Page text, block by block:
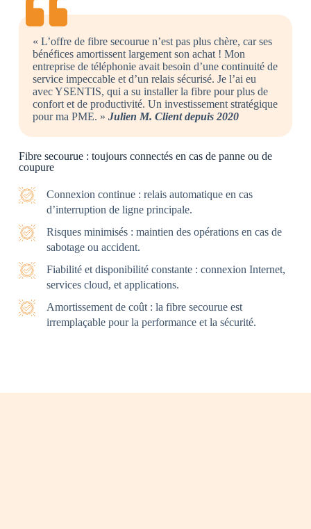
« L’offre de fibre secourue n’est pas plus chère, car ses
bénéfices amortissent largement son achat ! Mon
entreprise de téléphonie avait besoin d’une continuité de
service impeccable et d’un relais sécurisé. Je l’ai eu
avec YSENTIS, qui a su installer la fibre pour plus de
confort et de productivité. Un investissement stratégique
pour ma PME. » Julien M. Client depuis 2020
Fibre secourue : toujours connectés en cas de panne ou de
coupure
Connexion continue : relais automatique en cas
d’interruption de ligne principale.
Risques minimisés : maintien des opérations en cas de
sabotage ou accident.
Fiabilité et disponibilité constante : connexion Internet,
services cloud, et applications.
Amortissement de coût : la fibre secourue est
irremplaçable pour la performance et la sécurité.